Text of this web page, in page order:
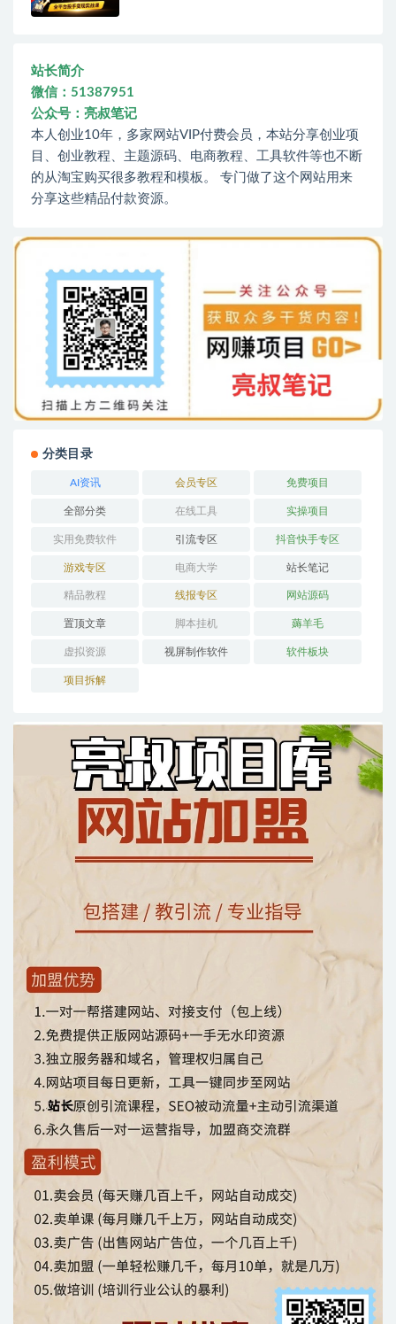
站长简介
微信：51387951
公众号：亮叔笔记
本人创业10年，多家网站VIP付费会员，本站分享创业项
目、创业教程、主题源码、电商教程、工具软件等也不断
的从淘宝购买很多教程和模板。 专门做了这个网站用来
分享这些精品付款资源。
分类目录
AI资讯 会员专区 免费项目
全部分类 在线工具 实操项目
实用免费软件 引流专区 抖音快手专区
游戏专区 电商大学 站长笔记
精品教程 线报专区 网站源码
置顶文章 脚本挂机 薅羊毛
虚拟资源 视屏制作软件 软件板块
项目拆解